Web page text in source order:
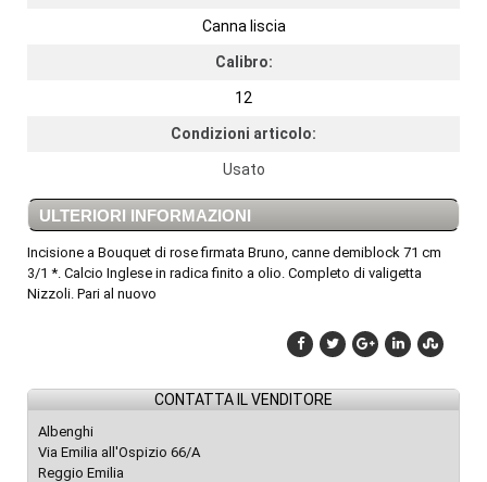
Canna liscia
Calibro:
12
Condizioni articolo:
Usato
ULTERIORI INFORMAZIONI
Incisione a Bouquet di rose firmata Bruno, canne demiblock 71 cm
3/1 *. Calcio Inglese in radica finito a olio. Completo di valigetta
Nizzoli. Pari al nuovo
CONTATTA IL VENDITORE
Albenghi
Via Emilia all'Ospizio 66/A
Reggio Emilia